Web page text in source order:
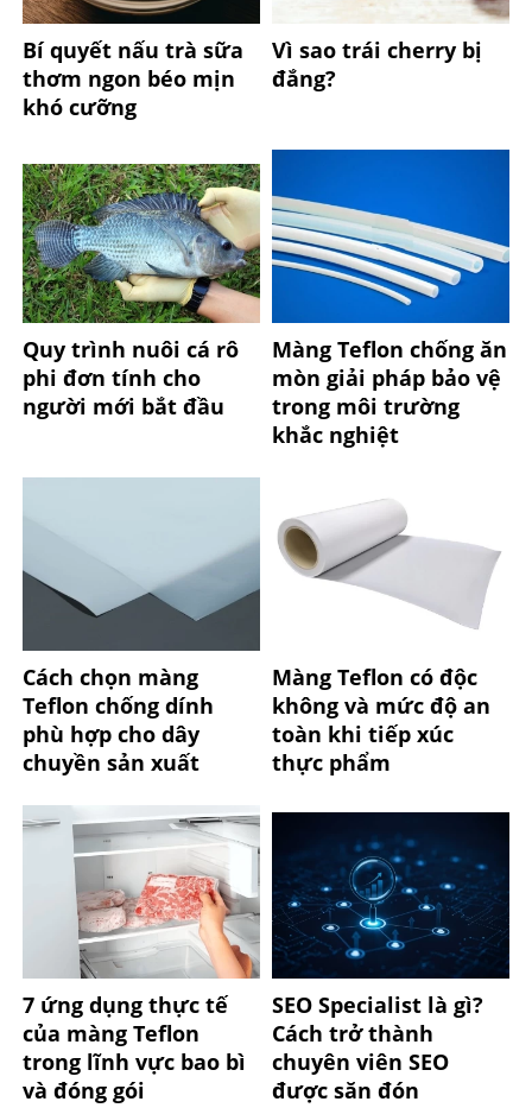
Bí quyết nấu trà sữa
thơm ngon béo mịn
khó cưỡng
Vì sao trái cherry bị
đắng?
Quy trình nuôi cá rô
phi đơn tính cho
người mới bắt đầu
Màng Teflon chống ăn
mòn giải pháp bảo vệ
trong môi trường
khắc nghiệt
Cách chọn màng
Teflon chống dính
phù hợp cho dây
chuyền sản xuất
Màng Teflon có độc
không và mức độ an
toàn khi tiếp xúc
thực phẩm
7 ứng dụng thực tế
của màng Teflon
trong lĩnh vực bao bì
và đóng gói
SEO Specialist là gì?
Cách trở thành
chuyên viên SEO
được săn đón